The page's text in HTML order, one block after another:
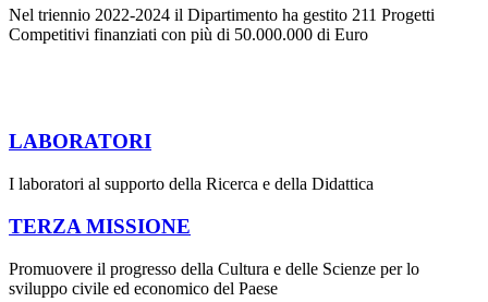
Nel triennio 2022-2024 il Dipartimento ha gestito 211 Progetti
Competitivi finanziati con più di 50.000.000 di Euro
LABORATORI
I laboratori al supporto della Ricerca e della Didattica
TERZA MISSIONE
Promuovere il progresso della Cultura e delle Scienze per lo
sviluppo civile ed economico del Paese